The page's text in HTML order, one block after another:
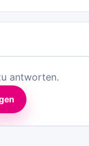
antworten.